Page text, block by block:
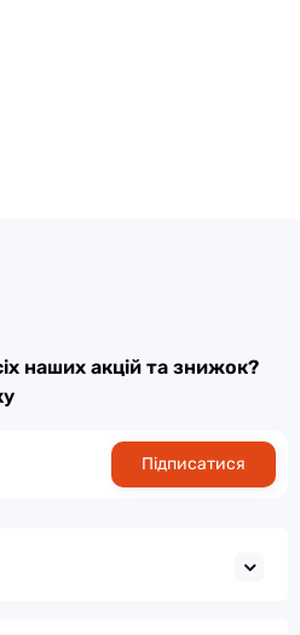
наших акцій та знижок?
Підписатися